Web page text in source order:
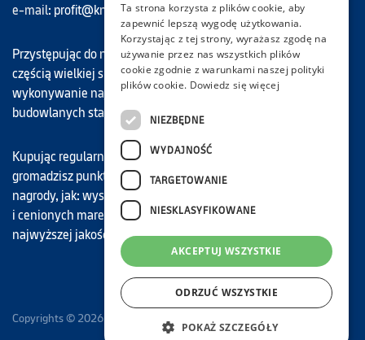
e-mail: profit@knauf.com
Przystępując do naszego programu, każdy Uczestnik staje się
częścią wielkiej społeczności Knauf Profit, dla której
wykonywanie najwyższej jakości prac remontowo-
budowlanych stało się zawodowym motto.
Kupując regularnie nasze najwyższej jakości materiały,
gromadzisz punkty, które możesz wymieniać na atrakcyjne
nagrody, jak: wyspecjalizowane narzędzia budowlane znanych
i cenionych marek, karty podarunkowe do sklepów oraz
najwyższej jakości materiały budowlane marki Knauf.
Copyrights © 2026 Knauf
Ta strona korzysta z plików cookie, aby
zapewnić lepszą wygodę użytkowania.
Korzystając z tej strony, wyrażasz zgodę na
używanie przez nas wszystkich plików
cookie zgodnie z warunkami naszej polityki
plików cookie. Dowiedz się więcej
NIEZBĘDNE
WYDAJNOŚĆ
TARGETOWANIE
NIESKLASYFIKOWANE
AKCEPTUJ WSZYSTKIE
ODRZUĆ WSZYSTKIE
POKAŻ SZCZEGÓŁY